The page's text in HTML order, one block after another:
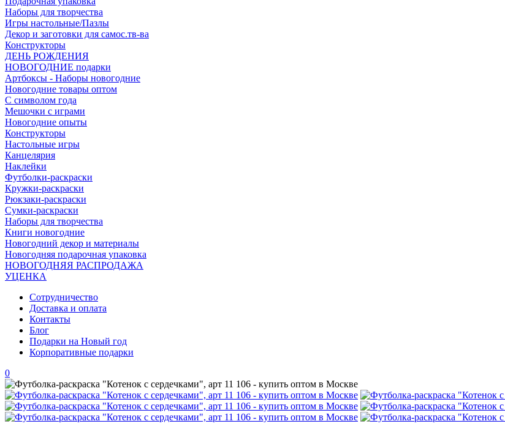
Наборы для творчества
Игры настольные/Пазлы
Декор и заготовки для самос.тв-ва
Конструкторы
ДЕНЬ РОЖДЕНИЯ
НОВОГОДНИЕ подарки
Артбоксы - Наборы новогодние
Новогодние товары оптом
С символом года
Мешочки с играми
Новогодние опыты
Конструкторы
Настольные игры
Канцелярия
Наклейки
Футболки-раскраски
Кружки-раскраски
Рюкзаки-раскраски
Сумки-раскраски
Наборы для творчества
Книги новогодние
Новогодний декор и материалы
Новогодняя подарочная упаковка
НОВОГОДНЯЯ РАСПРОДАЖА
УЦЕНКА
Сотрудничество
Доставка и оплата
Контакты
Блог
Подарки на Новый год
Корпоративные подарки
0